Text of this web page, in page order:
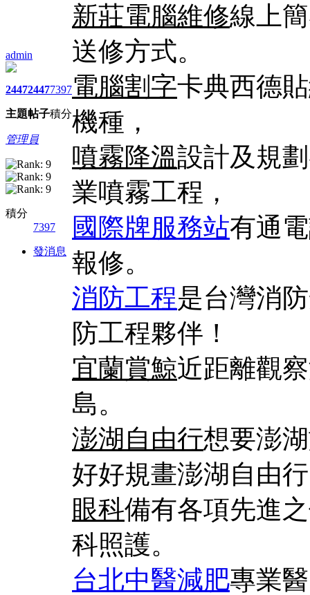
admin
2447
主題
2447
帖子
7397
積分
管理員
積分
7397
發消息
新莊電腦維修線上
送修方式。
電腦割字卡典西德
機種，
噴霧降溫設計及規
業噴霧工程，
國際牌服務站有通
報修。
消防工程是台灣消
防工程夥伴！
宜蘭賞鯨近距離觀
島。
澎湖自由行想要澎
好好規畫澎湖自由
眼科備有各項先進
科照護。
台北中醫減肥專業